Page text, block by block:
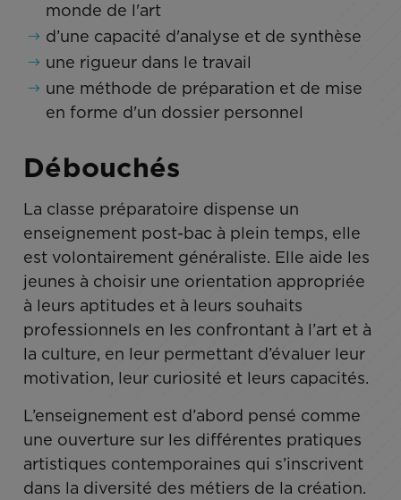
monde de l'art
d’une capacité d'analyse et de synthèse
une rigueur dans le travail
une méthode de préparation et de mise
en forme d'un dossier personnel
Débouchés
La classe préparatoire dispense un
enseignement post-bac à plein temps, elle
est volontairement généraliste. Elle aide les
jeunes à choisir une orientation appropriée
à leurs aptitudes et à leurs souhaits
professionnels en les confrontant à l’art et à
la culture, en leur permettant d’évaluer leur
motivation, leur curiosité et leurs capacités.
L’enseignement est d’abord pensé comme
une ouverture sur les différentes pratiques
artistiques contemporaines qui s’inscrivent
dans la diversité des métiers de la création.